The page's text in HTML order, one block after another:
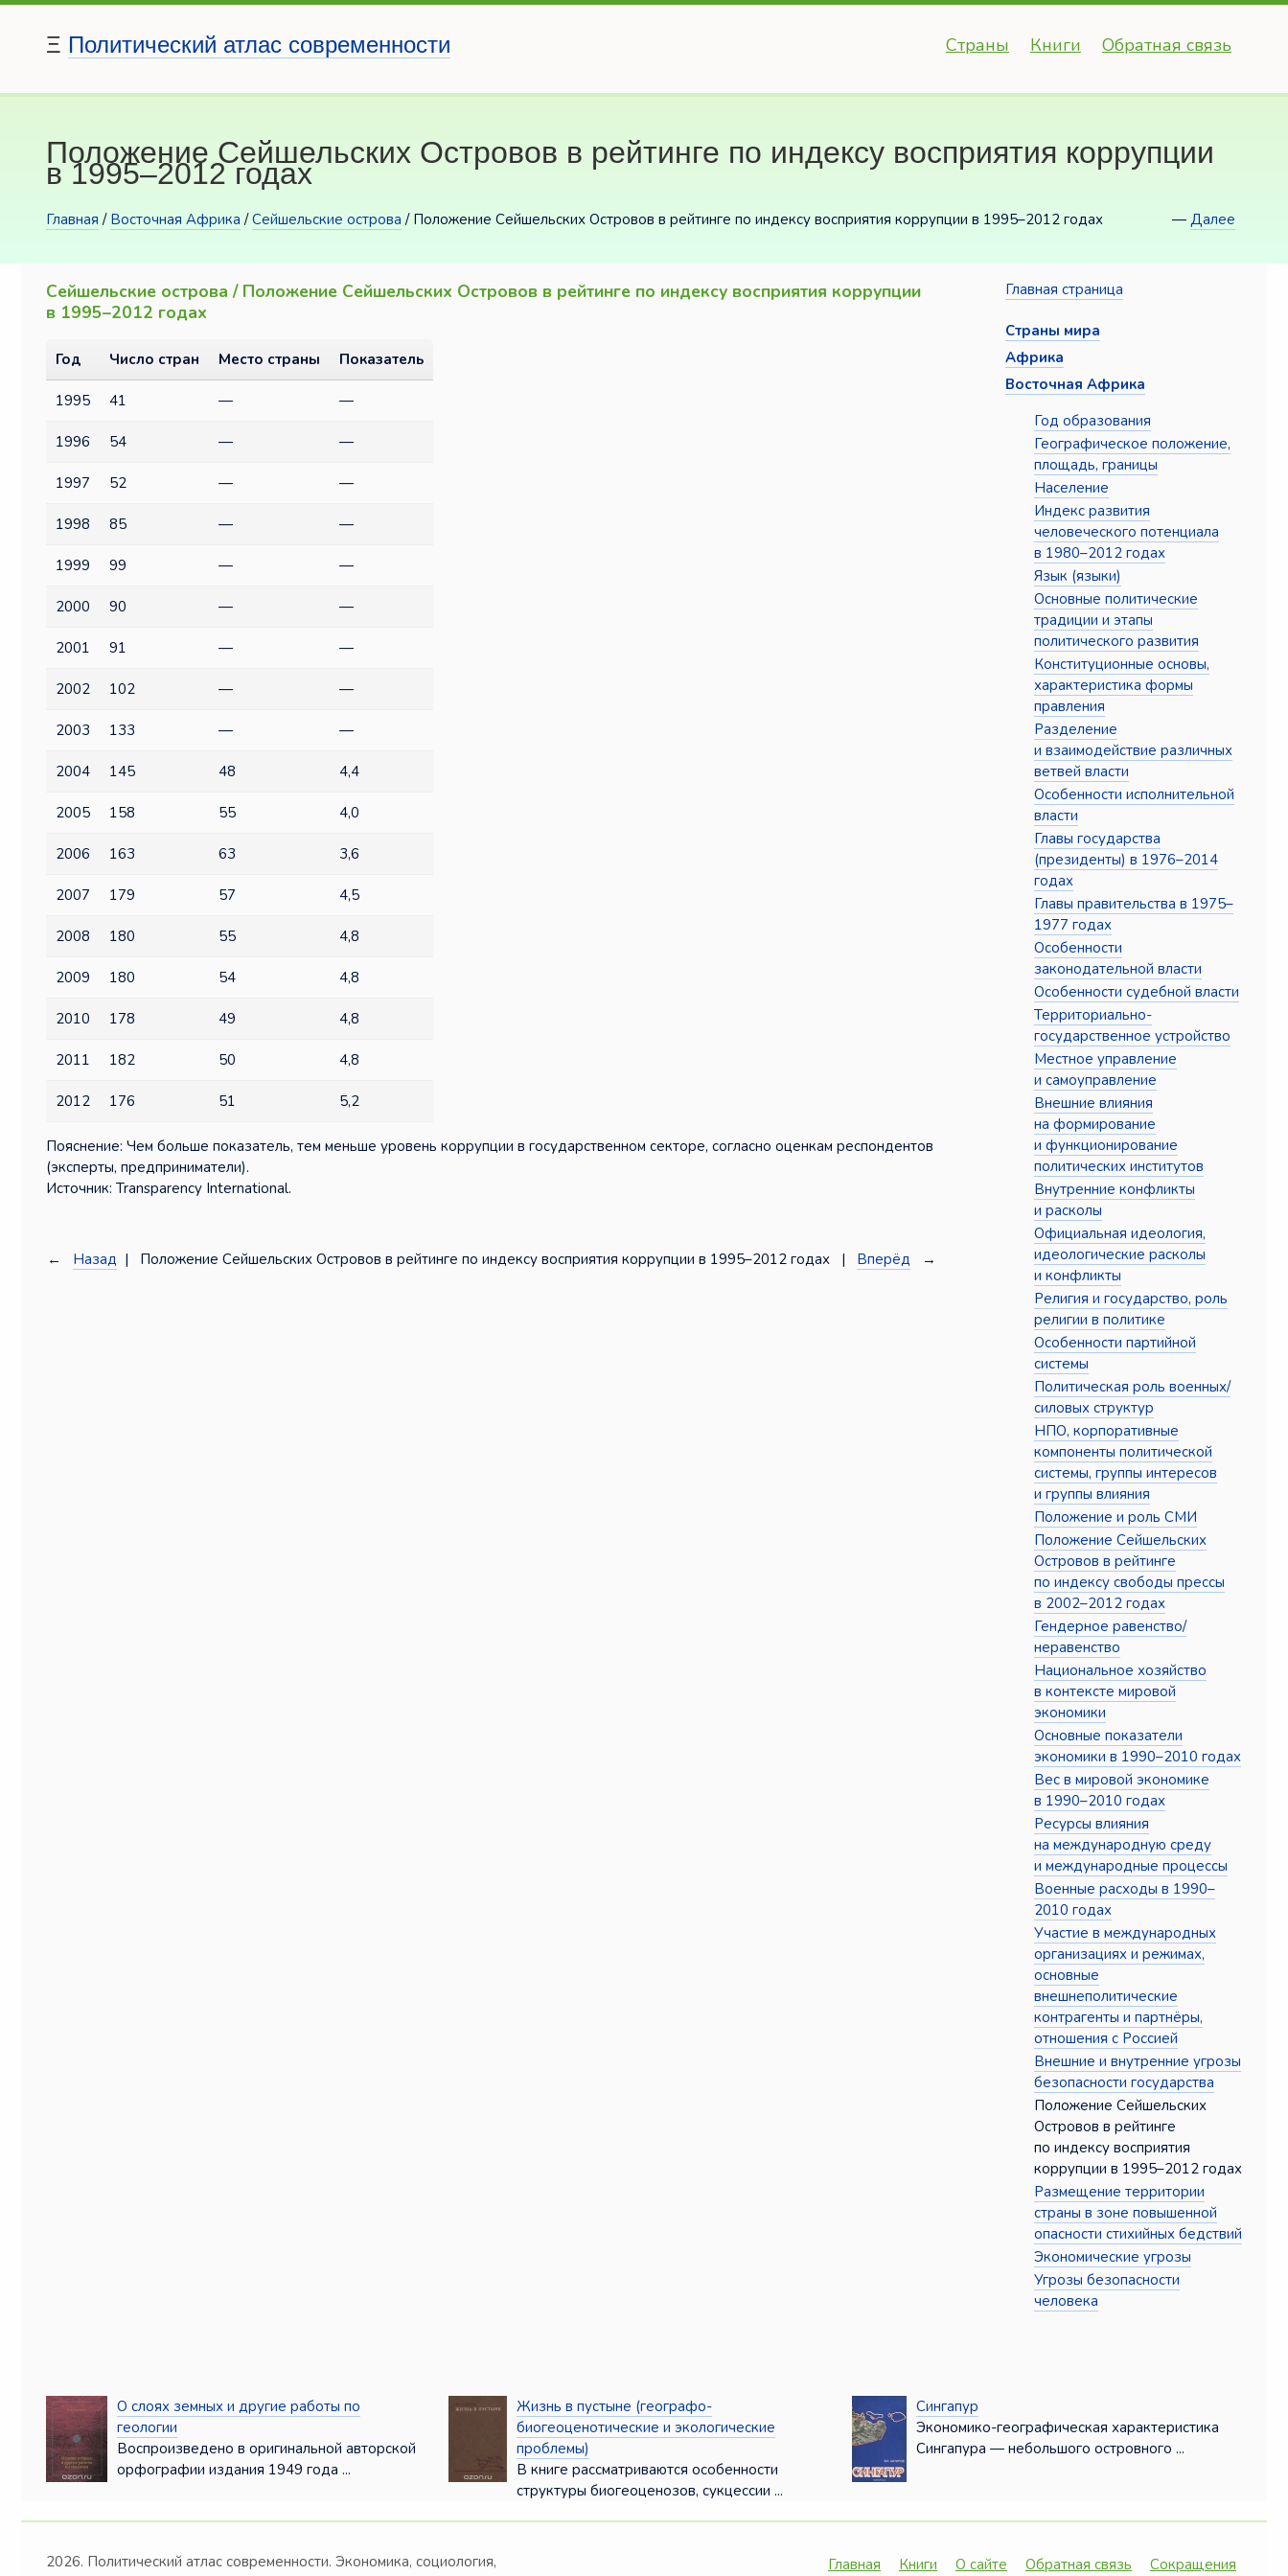
Ξ Политический атлас современности Страны Книги Обратная связь
Положение Сейшельских Островов в рейтинге по индексу восприятия коррупции
в 1995–2012 годах
Главная / Восточная Африка /Сейшельские острова / Положение Сейшельских Островов в рейтинге по индексу восприятия коррупции в 1995–2012 годах — Далее
Сейшельские острова / Положение Сейшельских Островов в рейтинге по индексу восприятия коррупции
в 1995–2012 годах
Год Число стран Место страны Показатель
1995 41 — —
1996 54 — —
1997 52 — —
1998 85 — —
1999 99 — —
2000 90 — —
2001 91 — —
2002 102 — —
2003 133 — —
2004 145 48 4,4
2005 158 55 4,0
2006 163 63 3,6
2007 179 57 4,5
2008 180 55 4,8
2009 180 54 4,8
2010 178 49 4,8
2011 182 50 4,8
2012 176 51 5,2
Пояснение: Чем больше показатель, тем меньше уровень коррупции в государственном секторе, согласно оценкам респондентов
(эксперты, предприниматели).
Источник: Transparency International.
← Назад | Положение Сейшельских Островов в рейтинге по индексу восприятия коррупции в 1995–2012 годах | Вперёд →
Главная страница
Страны мира
Африка
Восточная Африка
Год образования
Географическое положение,
площадь, границы
Население
Индекс развития
человеческого потенциала
в 1980–2012 годах
Язык (языки)
Основные политические
традиции и этапы
политического развития
Конституционные основы,
характеристика формы
правления
Разделение
и взаимодействие различных
ветвей власти
Особенности исполнительной
власти
Главы государства
(президенты) в 1976–2014
годах
Главы правительства в 1975–
1977 годах
Особенности
законодательной власти
Особенности судебной власти
Территориально-
государственное устройство
Местное управление
и самоуправление
Внешние влияния
на формирование
и функционирование
политических институтов
Внутренние конфликты
и расколы
Официальная идеология,
идеологические расколы
и конфликты
Религия и государство, роль
религии в политике
Особенности партийной
системы
Политическая роль военных/
силовых структур
НПО, корпоративные
компоненты политической
системы, группы интересов
и группы влияния
Положение и роль СМИ
Положение Сейшельских
Островов в рейтинге
по индексу свободы прессы
в 2002–2012 годах
Гендерное равенство/
неравенство
Национальное хозяйство
в контексте мировой
экономики
Основные показатели
экономики в 1990–2010 годах
Вес в мировой экономике
в 1990–2010 годах
Ресурсы влияния
на международную среду
и международные процессы
Военные расходы в 1990–
2010 годах
Участие в международных
организациях и режимах,
основные
внешнеполитические
контрагенты и партнёры,
отношения с Россией
Внешние и внутренние угрозы
безопасности государства
Положение Сейшельских
Островов в рейтинге
по индексу восприятия
коррупции в 1995–2012 годах
Размещение территории
страны в зоне повышенной
опасности стихийных бедствий
Экономические угрозы
Угрозы безопасности
человека
О слоях земных и другие работы по
геологии
Воспроизведено в оригинальной авторской
орфографии издания 1949 года ...
Жизнь в пустыне (географо-
биогеоценотические и экологические
проблемы)
В книге рассматриваются особенности
структуры биогеоценозов, сукцессии ...
Сингапур
Экономико-географическая характеристика
Сингапура — небольшого островного ...
2026. Политический атлас современности. Экономика, социология,
Главная Книги О сайте Обратная связь Сокращения